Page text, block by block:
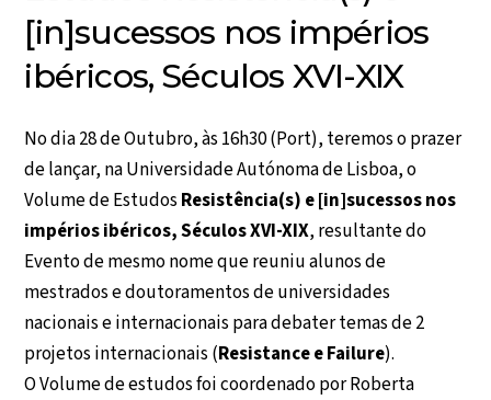
[in]sucessos nos impérios
ibéricos, Séculos XVI-XIX
No dia 28 de Outubro, às 16h30 (Port), teremos o prazer
de lançar, na Universidade Autónoma de Lisboa, o
Volume de Estudos Resistência(s) e [in]sucessos nos
impérios ibéricos, Séculos XVI-XIX, resultante do
Evento de mesmo nome que reuniu alunos de
mestrados e doutoramentos de universidades
nacionais e internacionais para debater temas de 2
projetos internacionais (Resistance e Failure).
O Volume de estudos foi coordenado por Roberta